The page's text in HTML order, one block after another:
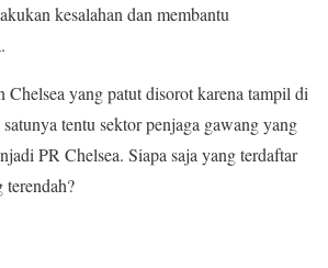
kesalahan dan membantu
Chelsea yang patut disorot karena tampil di
tentu sektor penjaga gawang yang
PR Chelsea. Siapa saja yang terdaftar
terendah?